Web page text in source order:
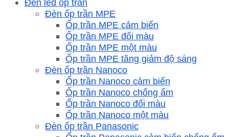
Đèn ốp trần MPE
Ốp trần MPE cảm biến
Ốp trần MPE đổi màu
Ốp trần MPE một màu
Ốp trần MPE tăng giảm độ sáng
Đèn ốp trần Nanoco
Ốp trần Nanoco cảm biến
Ốp trần Nanoco chống ẩm
Ốp trần Nanoco đổi màu
Ốp trần Nanoco một màu
Đèn ốp trần Panasonic